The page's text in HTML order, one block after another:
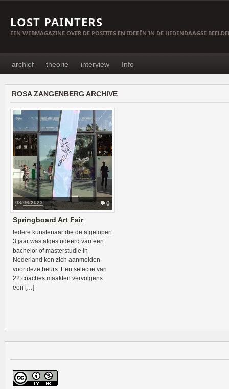
LOST PAINTERS
EEN WEBMAGAZINE OVER DE POSITIES EN IDEEËN IN DE HEDENDAAGSE
archief theorie interview Info
ROSA ZANGENBERG ARCHIVE
0
08/06/2023
Springboard Art Fair
Iedere kunstenaar die de afgelopen
3 jaar was afgestudeerd van een
bachelor of masterstudie in
Nederland kon zich aanmelden
voor deze beurs. Een selectie van
22 coaches maakten vervolgens
een […]